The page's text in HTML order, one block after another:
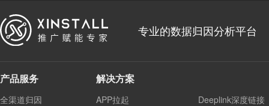
专业的数据归因分析平台
产品服务
全渠道归因
解决方案
APP拉起
Deeplink深度链接